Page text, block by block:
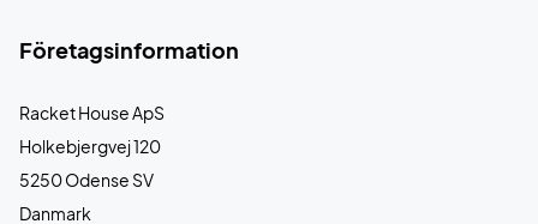
Företagsinformation
Racket House ApS
Holkebjergvej 120
5250 Odense SV
Danmark